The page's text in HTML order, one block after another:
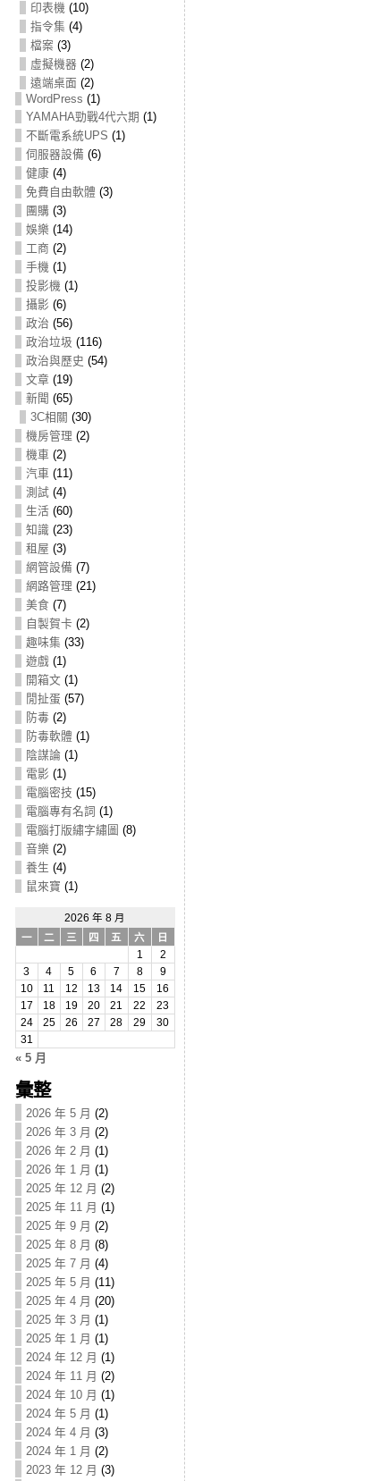
印表機 (10)
指令集 (4)
檔案 (3)
虛擬機器 (2)
遠端桌面 (2)
WordPress (1)
YAMAHA勁戰4代六期 (1)
不斷電系統UPS (1)
伺服器設備 (6)
健康(4)
免費自由軟體 (3)
團購(3)
娛樂 (14)
工商 (2)
手機 (1)
投影機 (1)
攝影 (6)
政治 (56)
政治垃圾 (116)
政治與歷史 (54)
文章 (19)
新聞 (65)
3C相關 (30)
機房管理 (2)
機車(2)
汽車(11)
測試(4)
生活(60)
知識 (23)
租屋 (3)
網管設備 (7)
網路管理 (21)
美食 (7)
自製賀卡 (2)
趣味集 (33)
遊戲(1)
開箱文(1)
閒扯蛋 (57)
防毒(2)
防毒軟體 (1)
陰謀論(1)
電影 (1)
電腦密技 (15)
電腦專有名詞 (1)
電腦打版繡字繡圖 (8)
音樂 (2)
養生 (4)
鼠來寶 (1)
2026 年 8 月
一
二 三 四 五 六
日
1
2
3
4 5 6 7 8
9
10
11 12 13 14 15
16
17
18 19 20 21 22
23
24
25 26 27 28 29
30
31
« 5 月
彙整
2026 年 5 月 (2)
2026 年 3 月 (2)
2026 年 2 月 (1)
2026 年 1 月 (1)
2025 年 12 月 (2)
2025 年 11 月 (1)
2025 年 9 月 (2)
2025 年 8 月 (8)
2025 年 7 月 (4)
2025 年 5 月 (11)
2025 年 4 月 (20)
2025 年 3 月 (1)
2025 年 1 月 (1)
2024 年 12 月 (1)
2024 年 11 月 (2)
2024 年 10 月 (1)
2024 年 5 月 (1)
2024 年 4 月 (3)
2024 年 1 月 (2)
2023 年 12 月 (3)